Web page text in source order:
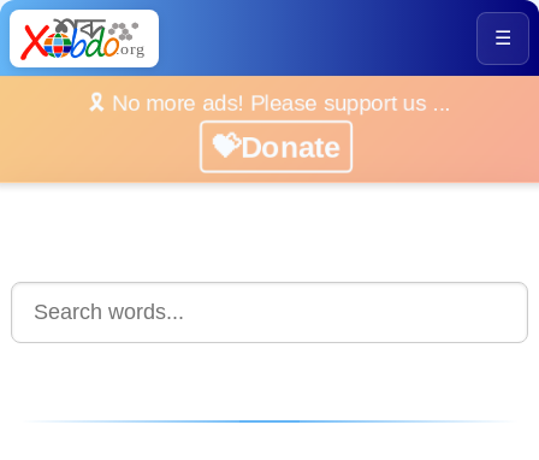
☰
🎗️ No more ads! Please support us ...
💝Donate